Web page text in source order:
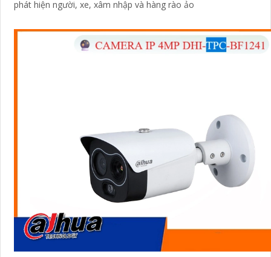
phát hiện người, xe, xâm nhập và hàng rào ảo